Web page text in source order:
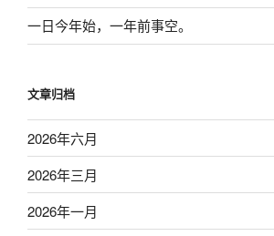
一日今年始，一年前事空。
文章归档
2026年六月
2026年三月
2026年一月